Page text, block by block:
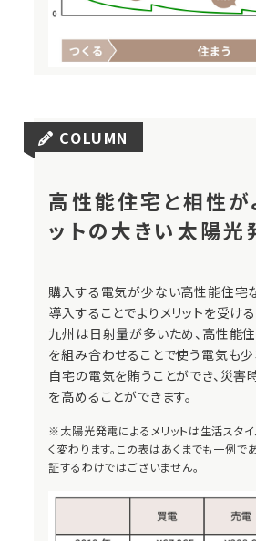
COLUMN
高性能住宅と相性が
ットの大きい太陽光
購入する電気が少ない高性能住宅
導入することでよりメリットを受ける
九州は日射量が多いため、高性能
を組み合わせることで使う電気も
自宅の電気を賄うことができ、災害
を高めることができます。
※太陽光発電によるメリットは生活スタ
く変わります。この表はあくまでも一例で
証するわけではございません。